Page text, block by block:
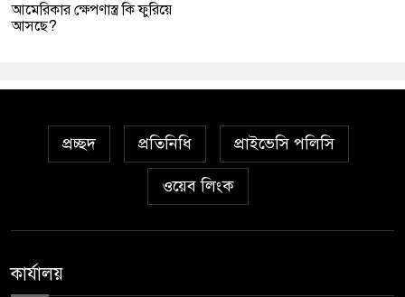
আমেরিকার ক্ষেপণাস্ত্র কি ফুরিয়ে
আসছে?
প্রচ্ছদ প্রতিনিধি প্রাইভেসি পলিসি
ওয়েব লিংক
কার্যালয়